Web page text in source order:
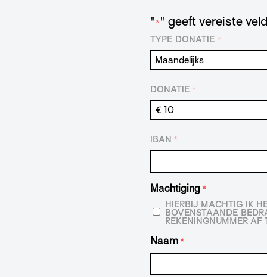
" * " geeft vereiste
TYPE DONATIE *
DONATIE *
IBAN *
Machtiging *
HIERBIJ MACHTIG IK
BOVENSTAANDE
REKENINGNUMMER AF
Naam *